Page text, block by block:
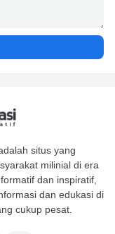
situs yang
milinial di era
dan inspiratif,
dan edukasi di
cukup pesat.